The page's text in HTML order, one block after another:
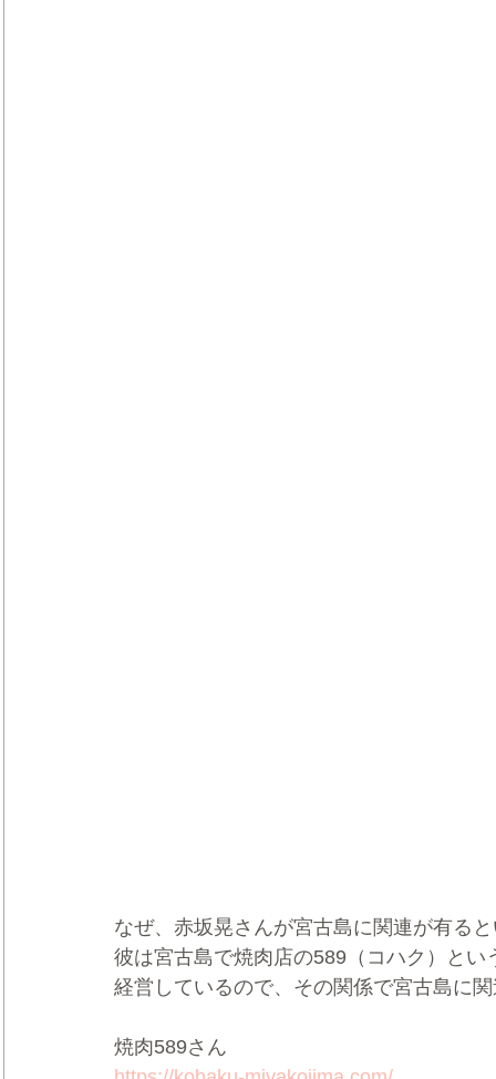
なぜ、赤坂晃さんが宮古島に関連が有る
彼は宮古島で焼肉店の589（コハク）とい
経営しているので、その関係で宮古島に
焼肉589さん